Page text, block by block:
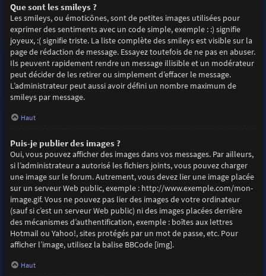
Que sont les smileys ?
Les smileys, ou émoticônes, sont de petites images utilisées pour
exprimer des sentiments avec un code simple, exemple : :) signifie
joyeux, :( signifie triste. La liste complète des smileys est visible sur la
page de rédaction de message. Essayez toutefois de ne pas en abuser.
Ils peuvent rapidement rendre un message illisible et un modérateur
peut décider de les retirer ou simplement d’effacer le message.
L’administrateur peut aussi avoir défini un nombre maximum de
smileys par message.
Haut
Puis-je publier des images ?
Oui, vous pouvez afficher des images dans vos messages. Par ailleurs,
si l’administrateur a autorisé les fichiers joints, vous pouvez charger
une image sur le forum. Autrement, vous devez lier une image placée
sur un serveur Web public, exemple : http://www.exemple.com/mon-
image.gif. Vous ne pouvez pas lier des images de votre ordinateur
(sauf si c’est un serveur Web public) ni des images placées derrière
des mécanismes d’authentification, exemple : boîtes aux lettres
Hotmail ou Yahoo!, sites protégés par un mot de passe, etc. Pour
afficher l’image, utilisez la balise BBCode [img].
Haut